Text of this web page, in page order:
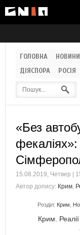
ГОЛОВНА НОВИНИ
ДІЯСПОРА
РОСІЯ
«Без
15.08.2019, Четвер |
Автор допису: Крим.
Розділ: Крим
Крим.